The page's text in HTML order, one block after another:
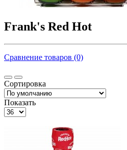
Frank's Red Hot
Сравнение товаров (0)
Сортировка
Показать